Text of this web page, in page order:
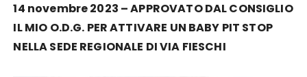
14 novembre 2023 – APPROVATO DAL CONSIGLIO
IL MIO O.D.G. PER ATTIVARE UN BABY PIT STOP
NELLA SEDE REGIONALE DI VIA FIESCHI